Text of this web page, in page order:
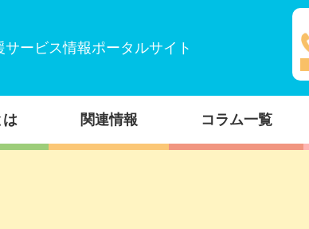
ービス情報ポータルサイト
は 関連情報 コラム一覧